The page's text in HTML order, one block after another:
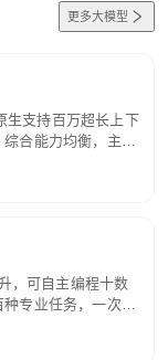
更多大模型
生支持百万超长上下
合能力均衡，主打
基础 RAG、批量
，可自主编程十数
专业任务，一次对
、执行与验证全流
任务中自主规划与